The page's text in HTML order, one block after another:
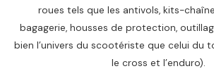
roues tels que les antivols, kits-
bagagerie, housses de protection,
bien l’univers du scootériste que celui du
le cross et l’enduro).